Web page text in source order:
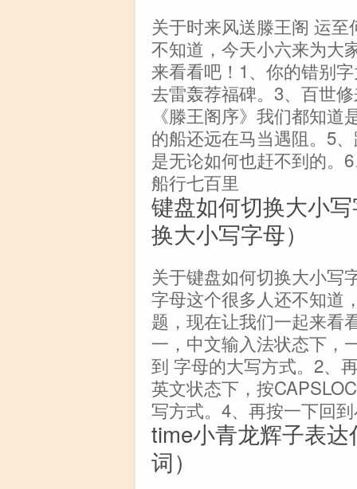
关于时来风送滕王阁 运
不知道，今天小六来为大
来看看吧！1、你的错别
去雷轰荐福碑。3、百世
《滕王阁序》我们都知
的船还远在马当遇阻。5
是无论如何也赶不到的。
船行七百里
键盘如何切换大小
换大小写字母）
关于键盘如何切换大小写
字母这个很多人还不知道
题，现在让我们一起来看
一，中文输入法状态下，
到 字母的大写方式。2、
英文状态下，按
写方式。4、再按一下回
time小青龙辉子表
词）